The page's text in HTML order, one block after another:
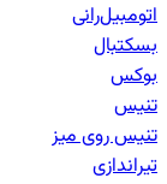
اتومبیل‌رانی
بسکتبال
بوکس
تنیس
تنیس روی میز
تیراندازی